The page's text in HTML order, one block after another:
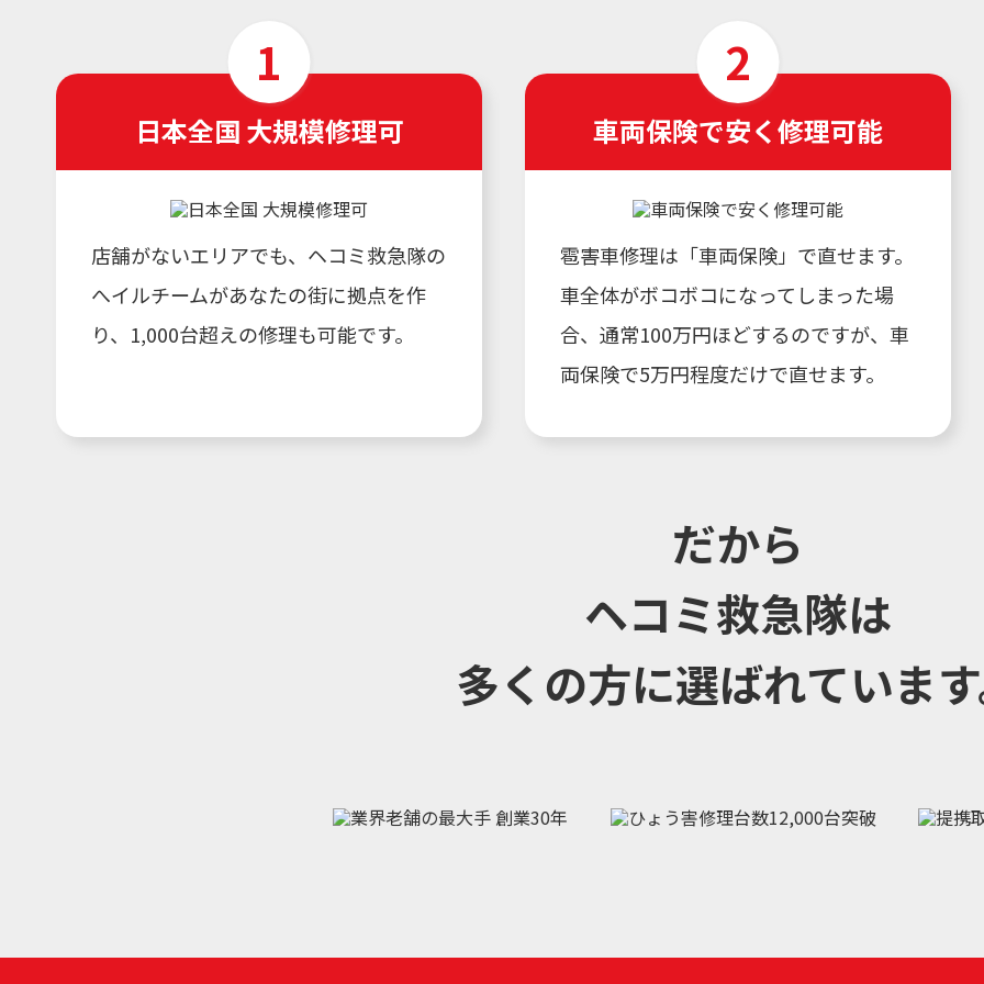
日本全国 大規模修理可
店舗がないエリアでも、ヘコミ救急隊の
へイルチームがあなたの街に拠点を作
り、1,000台超えの修理も可能です。
車両保険で安く修理可能
雹害車修理は「車両保険」で直せます。
車全体がボコボコになってしまった場
合、通常100万円ほどするのですが、車
両保険で5万円程度だけで直せます。
だから
ヘコミ救急隊は
多くの方に選ばれていま